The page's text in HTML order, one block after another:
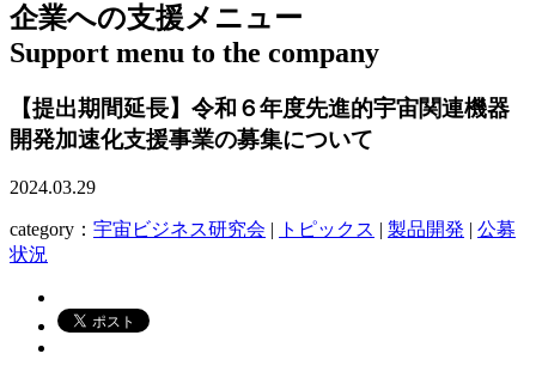
企業への支援メニュー
Support menu to the company
【提出期間延長】令和６年度先進的宇宙関連機器
開発加速化支援事業の募集について
2024.03.29
category： 宇宙ビジネス研究会 | トピックス | 製品開発 | 公募
状況